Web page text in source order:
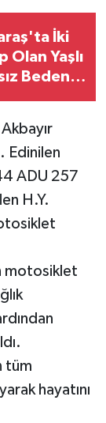
İki
Olan Yaşlı
Bedeni
Edinilen
ADU 257
H.Y.
motosiklet
tüm
hayatını